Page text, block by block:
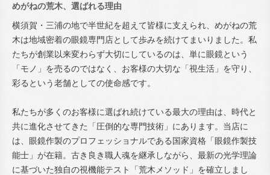
めがねの荒木、選ばれる理由
横須賀・三浦の地で半世紀を超えて皆様に支えられ、めがねの荒
木は地域密着の眼鏡専門店として歩みを続けてまいりました。私
たちが創業以来変わらず大切にしているのは、単に眼鏡という
「モノ」を売るのではなく、お客様の大切な「視生活」を守り、
彩るという老舗としての使命感です。
私たちが多くのお客様に選ばれ続けている最大の理由は、時代と
共に進化させてきた「圧倒的な専門技術」にあります。当店に
は、眼鏡作製のプロフェッショナルである国家資格「眼鏡作製技
能士」が在籍。古き良き職人魂を継承しながら、最新の光学理論
に基づいた独自の視機能テスト「荒木メソッド」を確立しまし